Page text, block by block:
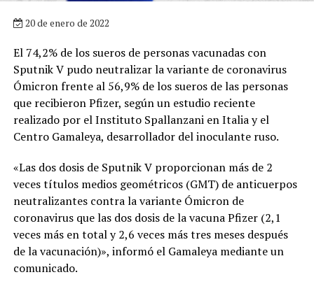
20 de enero de 2022
El 74,2% de los sueros de personas vacunadas con
Sputnik V pudo neutralizar la variante de coronavirus
Ómicron frente al 56,9% de los sueros de las personas
que recibieron Pfizer, según un estudio reciente
realizado por el Instituto Spallanzani en Italia y el
Centro Gamaleya, desarrollador del inoculante ruso.
«Las dos dosis de Sputnik V proporcionan más de 2
veces títulos medios geométricos (GMT) de anticuerpos
neutralizantes contra la variante Ómicron de
coronavirus que las dos dosis de la vacuna Pfizer (2,1
veces más en total y 2,6 veces más tres meses después
de la vacunación)», informó el Gamaleya mediante un
comunicado.